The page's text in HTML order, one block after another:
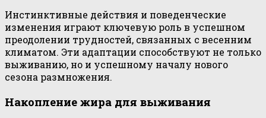
Инстинктивные действия и поведенческие
изменения играют ключевую роль в успешном
преодолении трудностей, связанных с весенним
климатом. Эти адаптации способствуют не только
выживанию, но и успешному началу нового
сезона размножения.
Накопление жира для выживания